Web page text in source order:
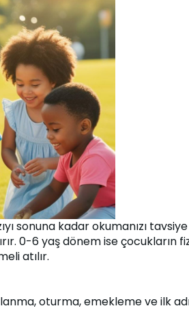
sonuna kadar okumanızı
0-6 yaş dönem ise çocukların
atılır.
oturma, emekleme ve ilk